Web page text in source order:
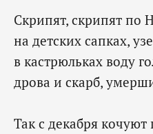
Скрипят, скрипят по
на детских сапках,
в кастрюльках воду
дрова и скарб,
Так с декабря